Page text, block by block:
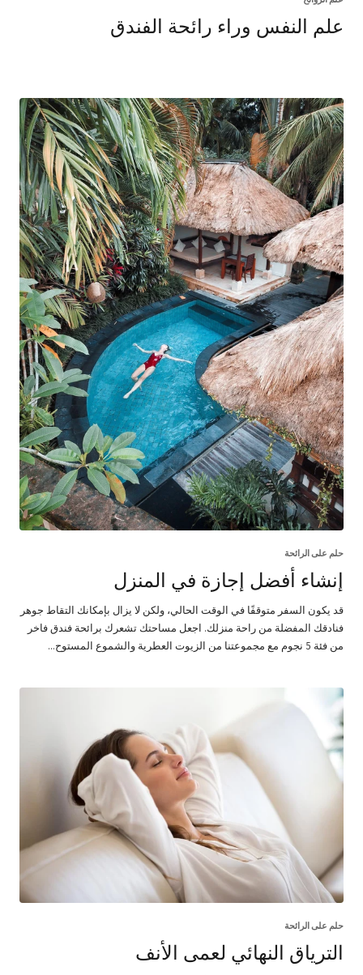
علم النفس وراء رائحة الفندق
حلم على الرائحة
إنشاء أفضل إجازة في المنزل
قد يكون السفر متوقفًا في الوقت الحالي، ولكن لا يزال بإمكانك التقاط جوهر
فنادقك المفضلة من راحة منزلك. اجعل مساحتك تشعرك برائحة فندق فاخر
من فئة 5 نجوم مع مجموعتنا من الزيوت العطرية والشموع المستوح...
حلم على الرائحة
الترياق النهائي لعمى الأنف